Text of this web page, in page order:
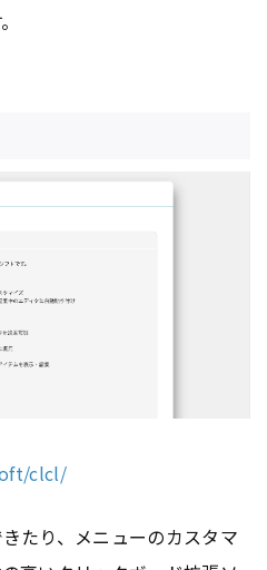
clcl/
たり、メニューのカスタマ